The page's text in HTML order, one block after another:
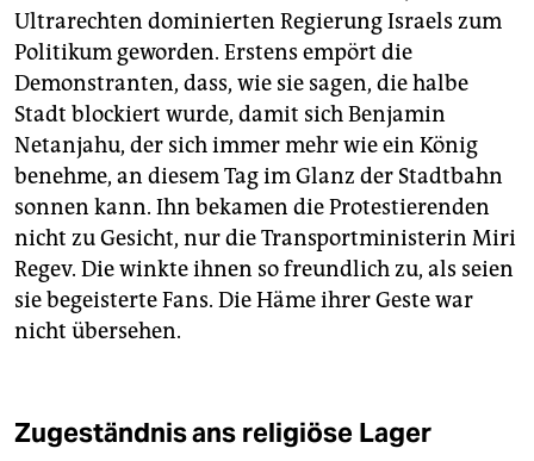
Ultrarechten dominierten Regierung Israels zum
Politikum geworden. Erstens empört die
Demonstranten, dass, wie sie sagen, die halbe
Stadt blockiert wurde, damit sich Benjamin
Netanjahu, der sich immer mehr wie ein König
benehme, an diesem Tag im Glanz der Stadtbahn
sonnen kann. Ihn bekamen die Protestierenden
nicht zu Gesicht, nur die Transportministerin Miri
Regev. Die winkte ihnen so freundlich zu, als seien
sie begeisterte Fans. Die Häme ihrer Geste war
nicht übersehen.
Zugeständnis ans religiöse Lager